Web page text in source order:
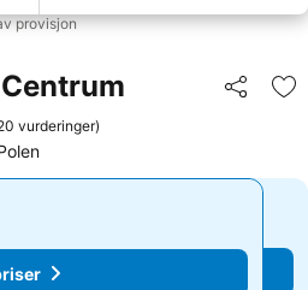
provisjon
Del
vurderinger)
priser